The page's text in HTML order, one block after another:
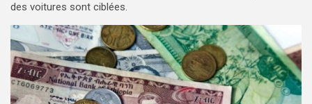
des voitures sont ciblées.